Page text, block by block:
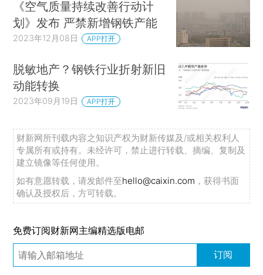
《空气质量持续改善行动计
划》发布 严禁新增钢铁产能
2023年12月08日 APP打开
脱敏地产？钢铁行业折射新旧
动能转换
2023年09月19日 APP打开
财新网所刊载内容之知识产权为财新传媒及/或相关权利人
专属所有或持有。未经许可，禁止进行转载、摘编、复制及
建立镜像等任何使用。
如有意愿转载，请发邮件至hello@caixin.com ，获得书面
确认及授权后，方可转载。
免费订阅财新网主编精选版电邮
订阅